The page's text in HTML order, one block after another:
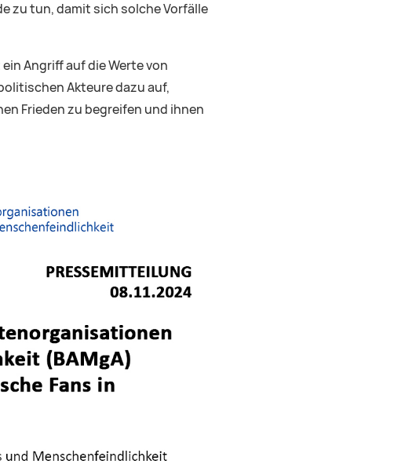
zu tun, damit sich solche Vorfälle
Angriff auf die Werte von
Akteure dazu auf,
Frieden zu begreifen und ihnen